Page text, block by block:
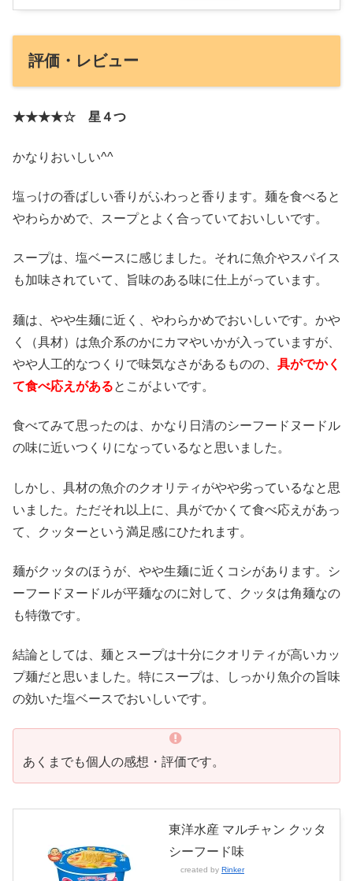
評価・レビュー
★★★★☆ 星４つ
かなりおいしい^^
塩っけの香ばしい香りがふわっと香ります。麺を食べると
やわらかめで、スープとよく合っていておいしいです。
スープは、塩ベースに感じました。それに魚介やスパイス
も加味されていて、旨味のある味に仕上がっています。
麺は、やや生麺に近く、やわらかめでおいしいです。かや
く（具材）は魚介系のかにカマやいかが入っていますが、
やや人工的なつくりで味気なさがあるものの、 具がでかく
て食べ応えがあるとこがよいです。
食べてみて思ったのは、かなり日清のシーフードヌードル
の味に近いつくりになっているなと思いました。
しかし、具材の魚介のクオリティがやや劣っているなと思
いました。ただそれ以上に、具がでかくて食べ応えがあっ
て、クッターという満足感にひたれます。
麺がクッタのほうが、やや生麺に近くコシがあります。シ
ーフードヌードルが平麺なのに対して、クッタは角麺なの
も特徴です。
結論としては、麺とスープは十分にクオリティが高いカッ
プ麺だと思いました。特にスープは、しっかり魚介の旨味
の効いた塩ベースでおいしいです。
あくまでも個人の感想・評価です。
東洋水産 マルチャン クッタ
シーフード味
created by Rinker